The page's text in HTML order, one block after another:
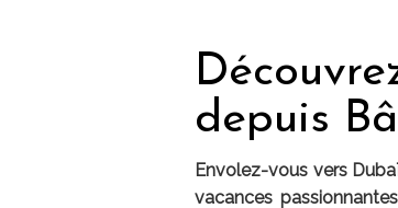
depuis
Envolez-vous vers
vacances